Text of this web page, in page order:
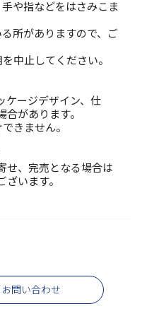
や指などをはさみこま
所がありますので、ご
中止してください。
ケージデザイン、仕
があります。
きません。
せ、完売となる場合は
います。
問い合わせ